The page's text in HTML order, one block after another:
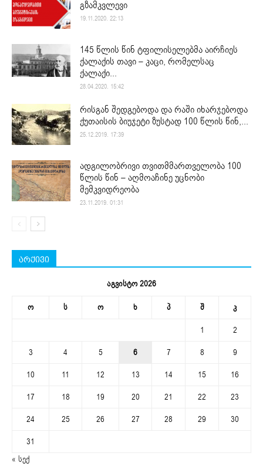
გზამკვლევი
19.11.2020. 22:13
145 წლის წინ ტფილისელებმა აირჩიეს
ქალაქის თავი – კაცი, რომელსაც
ქალაქი...
28.04.2020. 15:42
რისგან შედგებოდა და რაში იხარჯებოდა
ქუთაისის ბიუჯეტი ზუსტად 100 წლის წინ,...
25.12.2019. 17:39
ადგილობრივი თვითმმართველობა 100
წლის წინ – აღმოაჩინე უცნობი
მემკვიდრეობა
23.11.2019. 01:31
არქივი
აგვისტო 2026
ო ს ო ხ პ შ კ
1
2
3
4 5 6 7 8
9
10
11 12 13 14 15
16
17
18 19 20 21 22
23
24
25 26 27 28 29
30
31
« სექ